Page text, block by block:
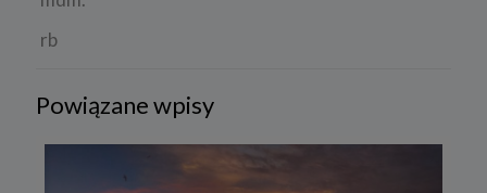
rb
Powiązane wpisy